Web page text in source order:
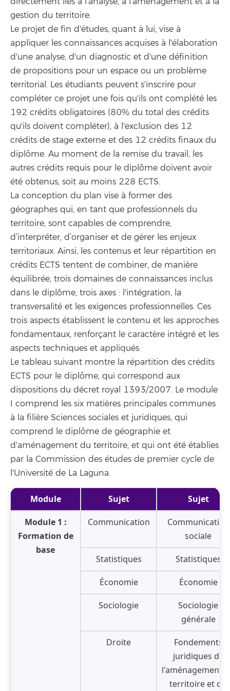
gestion du territoire.
Le projet de fin d'études, quant à lui, vise à
appliquer les connaissances acquises à l'élaboration
d'une analyse, d'un diagnostic et d'une définition
de propositions pour un espace ou un problème
territorial. Les étudiants peuvent s'inscrire pour
compléter ce projet une fois qu'ils ont complété les
192 crédits obligatoires (80% du total des crédits
qu'ils doivent compléter), à l'exclusion des 12
crédits de stage externe et des 12 crédits finaux du
diplôme. Au moment de la remise du travail, les
autres crédits requis pour le diplôme doivent avoir
été obtenus, soit au moins 228 ECTS.
La conception du plan vise à former des
géographes qui, en tant que professionnels du
territoire, sont capables de comprendre,
d’interpréter, d’organiser et de gérer les enjeux
territoriaux. Ainsi, les contenus et leur répartition en
crédits ECTS tentent de combiner, de manière
équilibrée, trois domaines de connaissances inclus
dans le diplôme, trois axes : l'intégration, la
transversalité et les exigences professionnelles. Ces
trois aspects établissent le contenu et les approches
fondamentaux, renforçant le caractère intégré et les
aspects techniques et appliqués.
Le tableau suivant montre la répartition des crédits
ECTS pour le diplôme, qui correspond aux
dispositions du décret royal 1393/2007. Le module
I comprend les six matières principales communes
à la filière Sciences sociales et juridiques, qui
comprend le diplôme de géographie et
d'aménagement du territoire, et qui ont été établies
par la Commission des études de premier cycle de
l'Université de La Laguna.
Module Sujet Sujet
Module 1 :
Formation de
base
Communication
Communication
sociale
Statistiques Statistiques
Économie Économie
Sociologie
Sociologie
générale
Droite
Fondements
juridiques de
l'aménagement
territoire et du